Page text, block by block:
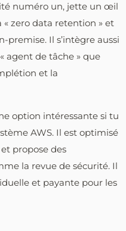
numéro un, jette un œil
« zero data retention » et
premise. Il s’intègre aussi
agent de tâche » que
et la
option intéressante si tu
AWS. Il est optimisé
propose des
la revue de sécurité. Il
et payante pour les